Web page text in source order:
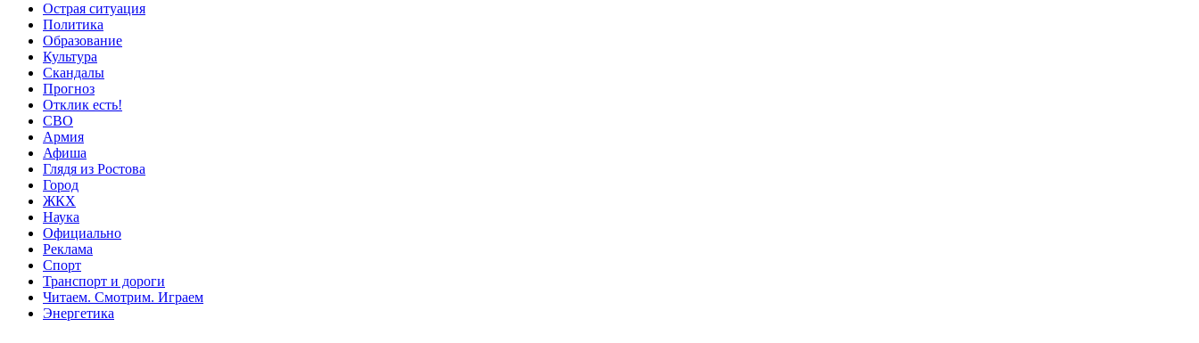
Острая ситуация
Политика
Образование
Культура
Скандалы
Прогноз
Отклик есть!
СВО
Армия
Афиша
Глядя из Ростова
Город
ЖКХ
Наука
Официально
Реклама
Спорт
Транспорт и дороги
Читаем. Смотрим. Играем
Энергетика